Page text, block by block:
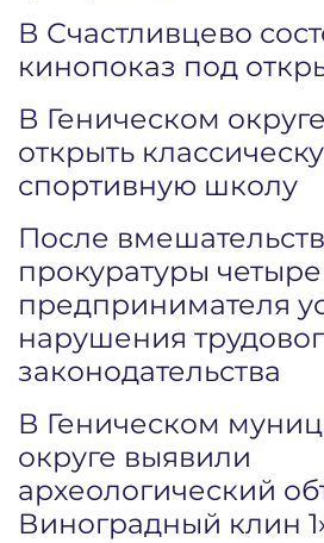
В Счастливцево
кинопоказ под
В Геническом
открыть
спортивную школу
После
прокуратуры четыре
предпринимателя
нарушения
законодательства
В Геническом
округе выявили
археологический
Виноградный клин